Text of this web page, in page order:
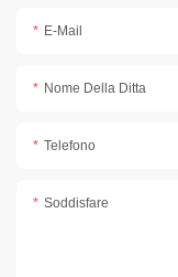
E-Mail
Nome Della Ditta
Telefono
Soddisfare